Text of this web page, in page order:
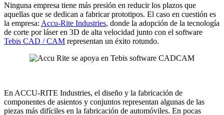
Ninguna empresa tiene más presión en reducir los plazos que
aquellas que se dedican a fabricar prototipos. El caso en cuestión es
la empresa: Accu-Rite Industries, donde la adopción de la tecnología
de corte por láser en 3D de alta velocidad junto con el software
Tebis CAD / CAM representan un éxito rotundo.
En ACCU-RITE Industries, el diseño y la fabricación de
componentes de asientos y conjuntos representan algunas de las
piezas más difíciles en la fabricación de automóviles. En pocas